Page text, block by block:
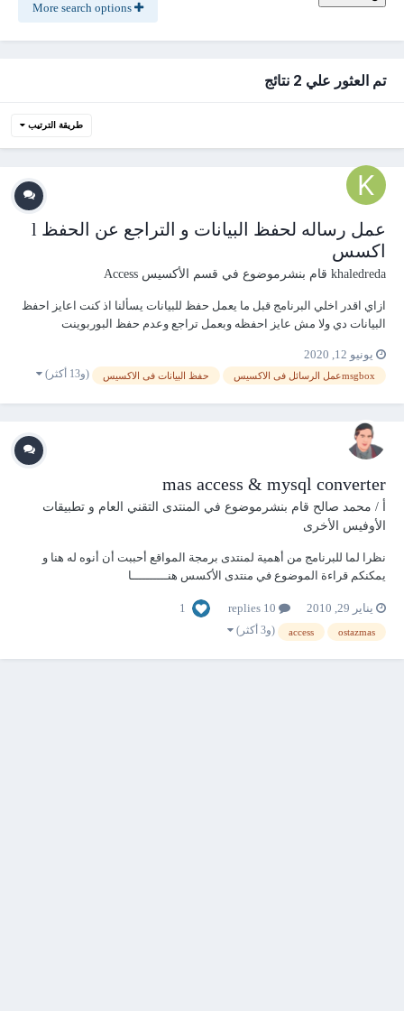
تم العثور علي 2 نتائج
طريقة الترتيب
عمل رساله لحفظ البيانات و التراجع عن الحفظ l
اكسس
khaledreda قام بنشرموضوع في قسم الأكسيس Access
ازاي اقدر اخلي البرنامج قبل ما يعمل حفظ للبيانات يسألنا اذ كنت اعايز احفظ
البيانات دي ولا مش عايز احفظه وبعمل تراجع وعدم حفظ البوربوينت
يونيو 12, 2020
msgboxعمل الرسائل فى الاكسيس حفظ البيانات فى الاكسيس (و13 أكثر)
mas access & mysql converter
أ / محمد صالح قام بنشرموضوع في المنتدى التقني العام و تطبيقات
الأوفيس الأخرى
نظرا لما للبرنامج من أهمية لمنتدى برمجة المواقع أحببت أن أنوه له هنا و
يمكنكم قراءة الموضوع في منتدى الأكسس هنــــــــــا
يناير 29, 2010 1
ostazmas
access (و3 أكثر)